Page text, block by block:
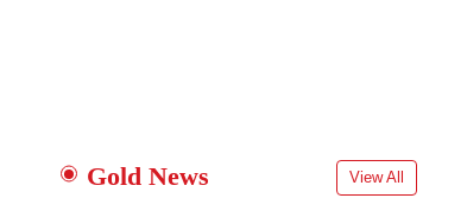
Gold News View All